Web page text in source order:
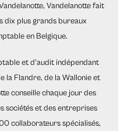
Vandelanotte fait
dix plus grands bureaux
en Belgique.
et d'audit indépendant
la Flandre, de la Wallonie et
conseille chaque jour des
sociétés et des entreprises
collaborateurs spécialisés,